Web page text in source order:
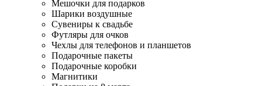
Мешочки для подарков
Шарики воздушные
Сувениры к свадьбе
Футляры для очков
Чехлы для телефонов и планшетов
Подарочные пакеты
Подарочные коробки
Магнитики